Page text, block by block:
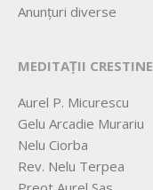
Anunțuri diverse
MEDITAȚII CRESTINE
Aurel P. Micurescu
Gelu Arcadie Murariu
Nelu Ciorba
Rev. Nelu Terpea